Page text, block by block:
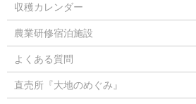
収穫カレンダー
農業研修宿泊施設
よくある質問
直売所『大地のめぐみ』